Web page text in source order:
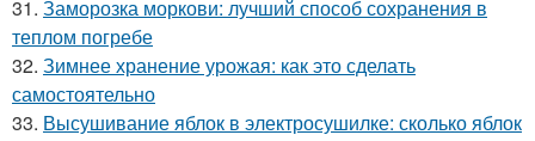
31. Заморозка моркови: лучший способ сохранения в
теплом погребе
32. Зимнее хранение урожая: как это сделать
самостоятельно
33. Высушивание яблок в электросушилке: сколько яблок